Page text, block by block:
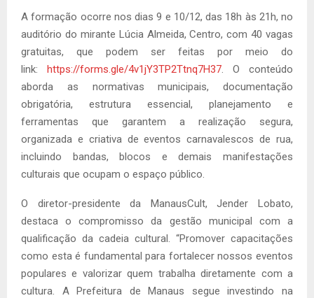
A formação ocorre nos dias 9 e 10/12, das 18h às 21h, no
auditório do mirante Lúcia Almeida, Centro, com 40 vagas
gratuitas, que podem ser feitas por meio do
link: https://forms.gle/4v1jY3TP2Ttnq7H37. O conteúdo
aborda as normativas municipais, documentação
obrigatória, estrutura essencial, planejamento e
ferramentas que garantem a realização segura,
organizada e criativa de eventos carnavalescos de rua,
incluindo bandas, blocos e demais manifestações
culturais que ocupam o espaço público.
O diretor-presidente da ManausCult, Jender Lobato,
destaca o compromisso da gestão municipal com a
qualificação da cadeia cultural. “Promover capacitações
como esta é fundamental para fortalecer nossos eventos
populares e valorizar quem trabalha diretamente com a
cultura. A Prefeitura de Manaus segue investindo na